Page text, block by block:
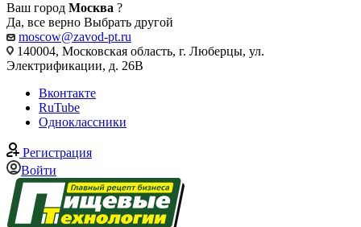
Ваш город Москва ?
Да, все верно Выбрать другой
moscow@zavod-pt.ru
140004, Московская область, г. Люберцы, ул.
Электрификации, д. 26В
Вконтакте
RuTube
Одноклассники
Регистрация
Войти